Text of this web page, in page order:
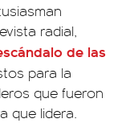
radial,
de las
para la
que fueron
que lidera.